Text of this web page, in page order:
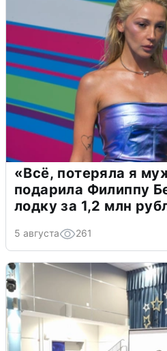
«Всё, потеряла я
подарила Филиппу
лодку за 1,2 млн
5 августа 261